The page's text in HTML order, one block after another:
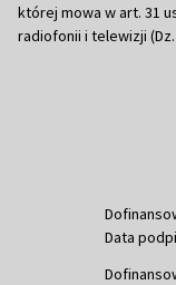
której mowa w art. 31
radiofonii i telewizji (Dz.
Data